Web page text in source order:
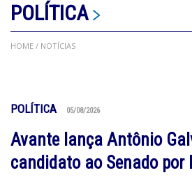
POLÍTICA
HOME / NOTÍCIAS
POLÍTICA 05/08/2026
Avante lança Antônio
candidato ao Senado por